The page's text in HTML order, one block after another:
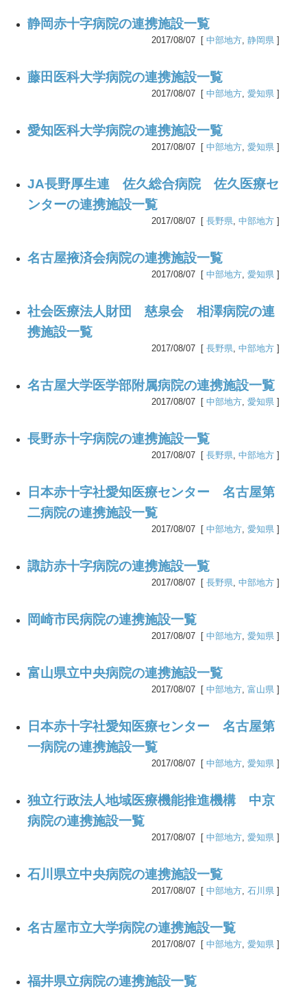
静岡赤十字病院の連携施設一覧
2017/08/07 [ 中部地方 静岡県 ]
藤田医科大学病院の連携施設一覧
2017/08/07 [ 中部地方 愛知県 ]
愛知医科大学病院の連携施設一覧
2017/08/07 [ 中部地方 愛知県 ]
JA長野厚生連 佐久総合病院 佐久医療セ
ンターの連携施設一覧
2017/08/07 [ 長野県 中部地方 ]
名古屋掖済会病院の連携施設一覧
2017/08/07 [ 中部地方 愛知県 ]
社会医療法人財団 慈泉会 相澤病院の連
携施設一覧
2017/08/07 [ 長野県 中部地方 ]
名古屋大学医学部附属病院の連携施設一覧
2017/08/07 [ 中部地方 愛知県 ]
長野赤十字病院の連携施設一覧
2017/08/07 [ 長野県 中部地方 ]
日本赤十字社愛知医療センター 名古屋第
二病院の連携施設一覧
2017/08/07 [ 中部地方 愛知県 ]
諏訪赤十字病院の連携施設一覧
2017/08/07 [ 長野県 中部地方 ]
岡崎市民病院の連携施設一覧
2017/08/07 [ 中部地方 愛知県 ]
富山県立中央病院の連携施設一覧
2017/08/07 [ 中部地方 富山県 ]
日本赤十字社愛知医療センター 名古屋第
一病院の連携施設一覧
2017/08/07 [ 中部地方 愛知県 ]
独立行政法人地域医療機能推進機構 中京
病院の連携施設一覧
2017/08/07 [ 中部地方 愛知県 ]
石川県立中央病院の連携施設一覧
2017/08/07 [ 中部地方 石川県 ]
名古屋市立大学病院の連携施設一覧
2017/08/07 [ 中部地方 愛知県 ]
福井県立病院の連携施設一覧